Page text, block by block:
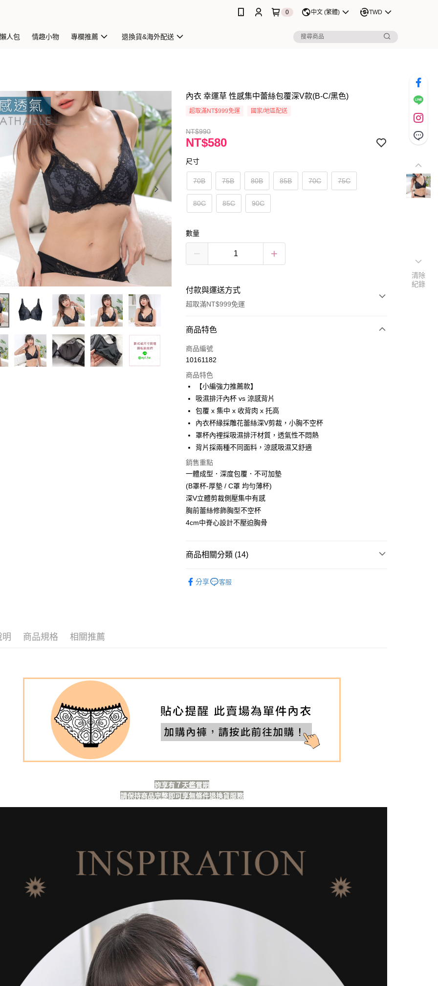
0 中文 (繁體) TWD
人包 情趣小物 專欄推薦 退換貨&海外配送
內衣 幸運草 性感集中蕾絲包覆深V款(B-C/黑色)
超取滿NT$999免運 國家/地區配送
NT$990
NT$580
尺寸
70B 75B 80B 85B 70C 75C
80C 85C 90C
數量
付款與運送方式
超取滿NT$999免運
付款方式
信用卡一次付款
Apple Pay
ATM付款
運送方式
全家取貨付款
每筆NT$60，滿NT$999(含以上)免運費
付款後全家取貨
每筆NT$60，滿NT$999(含以上)免運費
711取貨付款
每筆NT$60，滿NT$999(含以上)免運費
每筆NT$60，滿NT$999(含以上)免運費
宅配-新竹貨運
商品特色
商品編號
10161182
商品特色
【小編強力推薦款】
吸濕排汗內杯 vs 涼感背片
包覆 x 集中 x 收背肉 x 托高
內衣杯緣採雕花蕾絲深V剪裁，小胸不空杯
罩杯內裡採吸濕排汗材質，透氣性不悶熱
背片採兩種不同面料，涼感吸濕又舒適
銷售重點
一體成型．深度包覆．不可加墊
(B罩杯-厚墊 / C罩 均勻薄杯)
深V立體剪裁側壓集中有感
胸前蕾絲修飾胸型不空杯
4cm中脊心設計不壓迫胸骨
商品相關分類 (14)
┣ MIT下圍分類 ┫ 90(40)
低脊心內衣
創新材質 | $4XX起
分享 客服
明 商品規格 相關推薦
妳享有７天鑑賞期
請保持商品完整即可享無條件退換貨服務
清除
紀錄